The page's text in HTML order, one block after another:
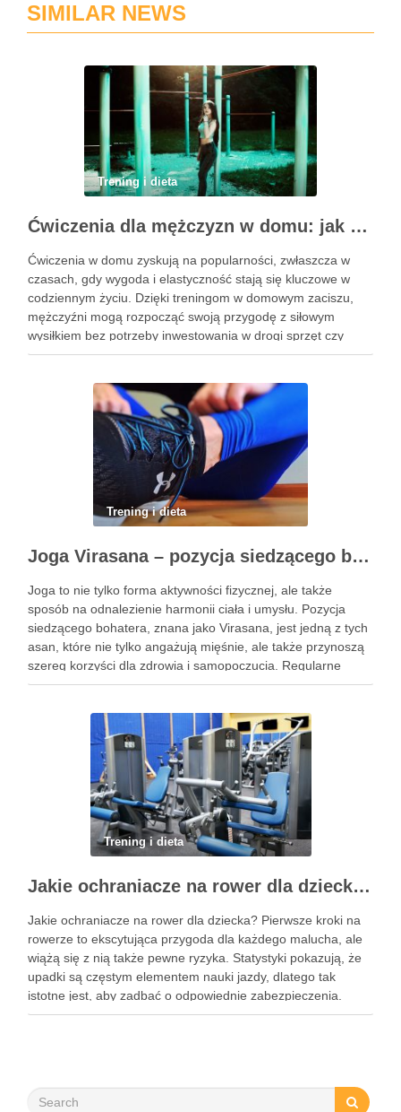
SIMILAR NEWS
Trening i dieta
Ćwiczenia dla mężczyzn w domu: jak zacząć i utrzymać motywację
Ćwiczenia w domu zyskują na popularności, zwłaszcza w
czasach, gdy wygoda i elastyczność stają się kluczowe w
codziennym życiu. Dzięki treningom w domowym zaciszu,
mężczyźni mogą rozpocząć swoją przygodę z siłowym
wysiłkiem bez potrzeby inwestowania w drogi sprzęt czy
dojazdy do siłowni. Regularne ćwiczenia, które można
Trening i dieta
Joga Virasana – pozycja siedzącego bohatera i jej korzyści
Joga to nie tylko forma aktywności fizycznej, ale także
sposób na odnalezienie harmonii ciała i umysłu. Pozycja
siedzącego bohatera, znana jako Virasana, jest jedną z tych
asan, które nie tylko angażują mięśnie, ale także przynoszą
szereg korzyści dla zdrowia i samopoczucia. Regularne
praktykowanie tej pozycji może poprawić elastyczność
Trening i dieta
Jakie ochraniacze na rower dla dziecka wybrać? Praktyczny poradnik
Jakie ochraniacze na rower dla dziecka? Pierwsze kroki na
rowerze to ekscytująca przygoda dla każdego malucha, ale
wiążą się z nią także pewne ryzyka. Statystyki pokazują, że
upadki są częstym elementem nauki jazdy, dlatego tak
istotne jest, aby zadbać o odpowiednie zabezpieczenia.
Ochraniacze na rower dla dzieci stanowią kluczowy element